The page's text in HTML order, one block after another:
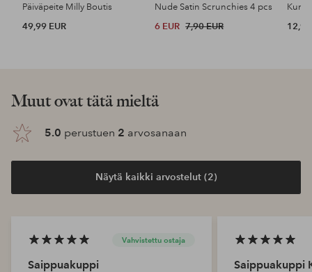
Päiväpeite Milly Boutis
49,99 EUR
Nude Satin Scrunchies 4 pcs
6 EUR 7,90 EUR 12,99
Muut ovat tätä mieltä
5.0 perustuen 2 arvosanaan
Näytä kaikki arvostelut (2)
Vahvistettu ostaja
Saippuakuppi Saippuakuppi